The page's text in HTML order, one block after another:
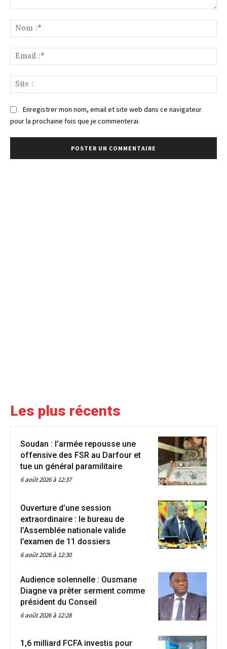
:*
:*
:
Enregistrer mon nom, email et site web dans ce navigateur
pour la prochaine fois que je commenterai.
Les plus récents
Soudan : l’armée repousse une
offensive des FSR au Darfour et
tue un général paramilitaire
6 août 2026 à 12:37
Ouverture d’une session
extraordinaire : le bureau de
l’Assemblée nationale valide
l’examen de 11 dossiers
6 août 2026 à 12:30
Audience solennelle : Ousmane
Diagne va prêter serment comme
président du Conseil
6 août 2026 à 12:28
1,6 milliard FCFA investis pour